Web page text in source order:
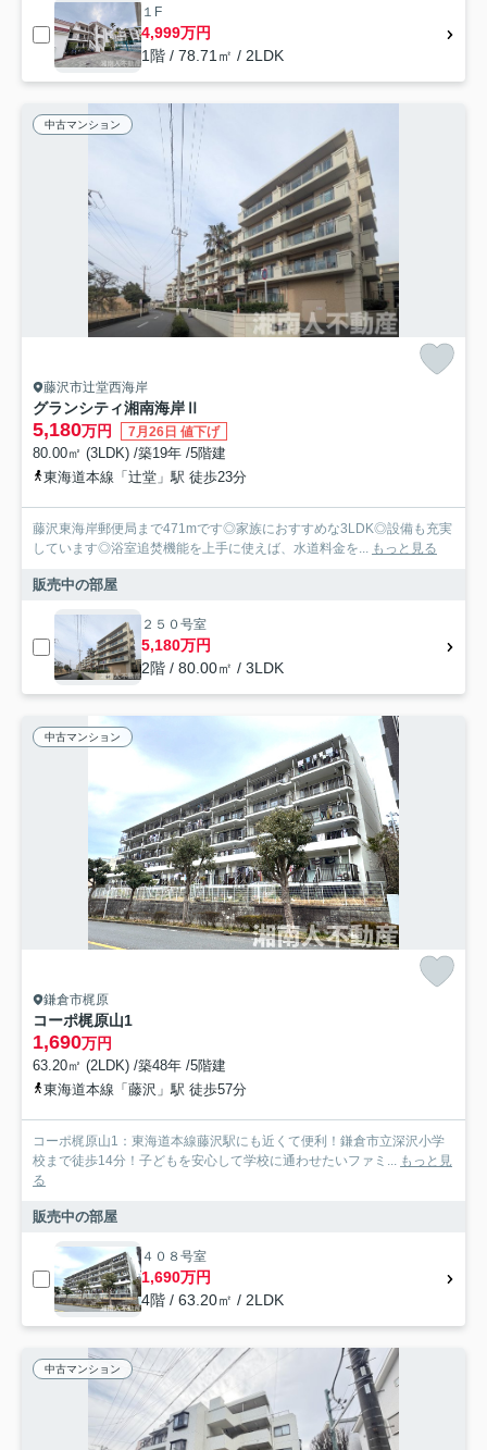
１F
4,999万円
1階 / 78.71㎡ / 2LDK
中古マンション
藤沢市辻堂西海岸
グランシティ湘南海岸Ⅱ
5,180万円 7月26日 値下げ
80.00㎡ (3LDK) /築19年 /5階建
東海道本線「辻堂」駅 徒歩23分
藤沢東海岸郵便局まで471mです◎家族におすすめな3LDK◎設備も充実
しています◎浴室追焚機能を上手に使えば、水道料金を... もっと見る
販売中の部屋
２５０号室
5,180万円
2階 / 80.00㎡ / 3LDK
中古マンション
鎌倉市梶原
コーポ梶原山1
1,690万円
63.20㎡ (2LDK) /築48年 /5階建
東海道本線「藤沢」駅 徒歩57分
コーポ梶原山1：東海道本線藤沢駅にも近くて便利！鎌倉市立深沢小学
校まで徒歩14分！子どもを安心して学校に通わせたいファミ... もっと見
る
販売中の部屋
４０８号室
1,690万円
4階 / 63.20㎡ / 2LDK
中古マンション